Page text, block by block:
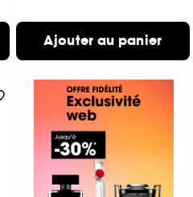
Ajouter au panier